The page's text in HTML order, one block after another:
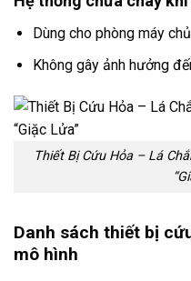
Dùng cho phòng máy
Không gây ảnh hưởng
Thiết Bị Cứu Hỏa – Lá
Danh sách thiết bị
mô hình